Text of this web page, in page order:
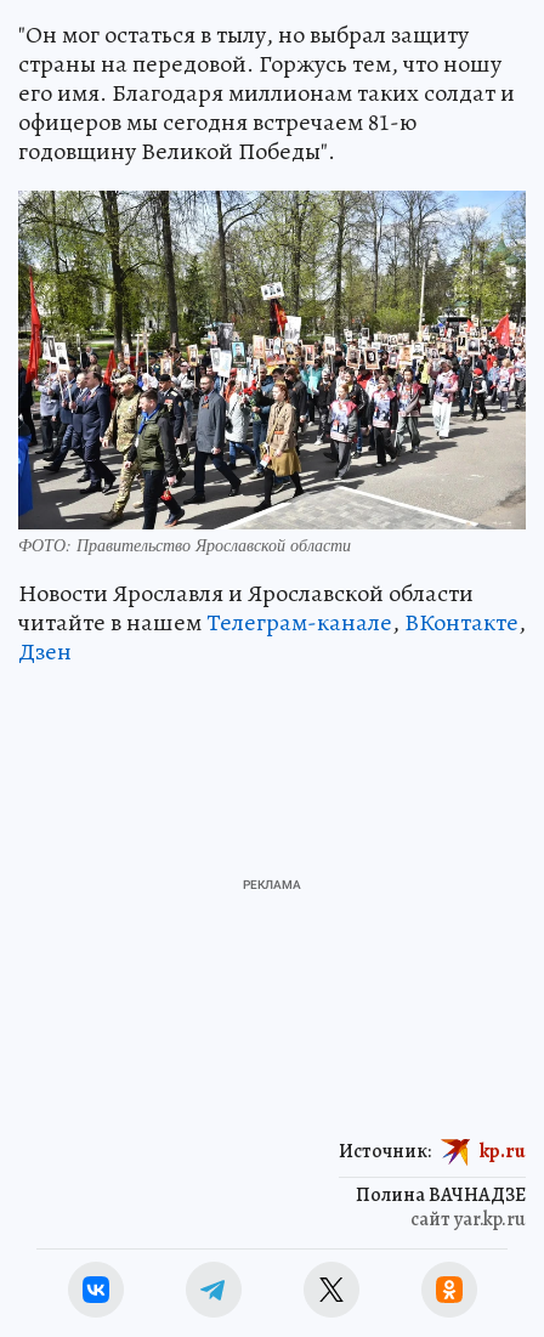
"Он мог остаться в тылу, но выбрал защиту
страны на передовой. Горжусь тем, что ношу
его имя. Благодаря миллионам таких солдат и
офицеров мы сегодня встречаем 81-ю
годовщину Великой Победы".
ФОТО: Правительство Ярославской области
Новости Ярославля и Ярославской области
читайте в нашемТелеграм-канале, ВКонтакте,
Дзен
Полина ВАЧНАДЗЕ
сайт yar.kp.ru
Источник: kp.ru